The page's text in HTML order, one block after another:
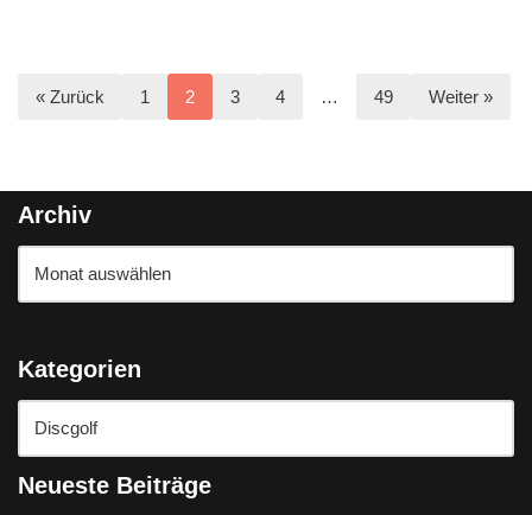
« Zurück 1 2 3 4 … 49 Weiter »
Archiv
Kategorien
Neueste Beiträge